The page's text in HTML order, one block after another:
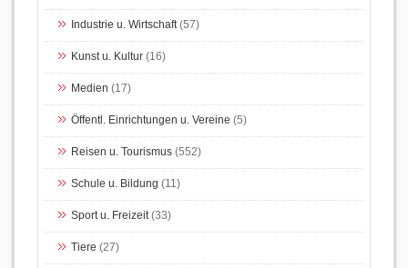
Industrie u. Wirtschaft(57)
Kunst u. Kultur (16)
Medien (17)
Öffentl. Einrichtungen u. Vereine (5)
Reisen u. Tourismus (552)
Schule u. Bildung (11)
Sport u. Freizeit(33)
Tiere (27)